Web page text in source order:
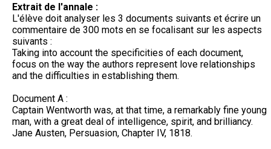
Extrait de l'annale :
L'élève doit analyser les 3 documents suivants et écrire un
commentaire de 300 mots en se focalisant sur les aspects
suivants :
Taking into account the specificities of each document,
focus on the way the authors represent love relationships
and the difficulties in establishing them.
Document A :
Captain Wentworth was, at that time, a remarkably fine young
man, with a great deal of intelligence, spirit, and brilliancy.
Jane Austen, Persuasion, Chapter IV, 1818.